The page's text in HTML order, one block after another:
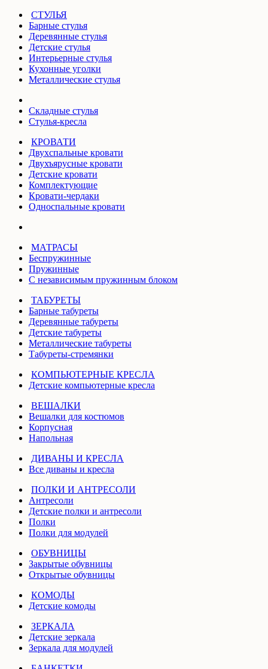
СТУЛЬЯ
Барные стулья
Деревянные стулья
Детские стулья
Интерьерные стулья
Кухонные уголки
Металлические стулья
Складные стулья
Стулья-кресла
КРОВАТИ
Двухспальные кровати
Двухъярусные кровати
Детские кровати
Комплектующие
Кровати-чердаки
Односпальные кровати
МАТРАСЫ
Беспружинные
Пружинные
С независимым пружинным блоком
ТАБУРЕТЫ
Барные табуреты
Деревянные табуреты
Детские табуреты
Металлические табуреты
Табуреты-стремянки
КОМПЬЮТЕРНЫЕ КРЕСЛА
Детские компьютерные кресла
ВЕШАЛКИ
Вешалки для костюмов
Корпусная
Напольная
ДИВАНЫ И КРЕСЛА
Все диваны и кресла
ПОЛКИ И АНТРЕСОЛИ
Антресоли
Детские полки и антресоли
Полки
Полки для модулей
ОБУВНИЦЫ
Закрытые обувницы
Открытые обувницы
КОМОДЫ
Детские комоды
ЗЕРКАЛА
Детские зеркала
Зеркала для модулей